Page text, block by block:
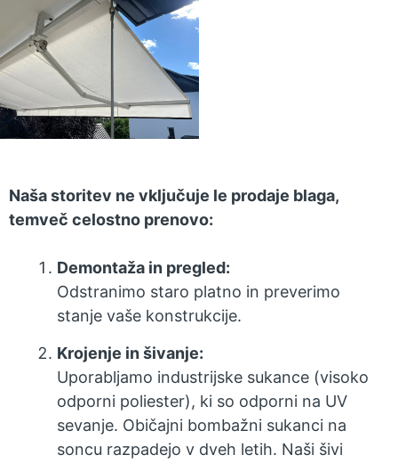
Naša storitev ne vključuje le prodaje blaga,
temveč celostno prenovo:
Demontaža in pregled:
Odstranimo staro platno in preverimo
stanje vaše konstrukcije.
Krojenje in šivanje:
Uporabljamo industrijske sukance (visoko
odporni poliester), ki so odporni na UV
sevanje. Običajni bombažni sukanci na
soncu razpadejo v dveh letih. Naši šivi